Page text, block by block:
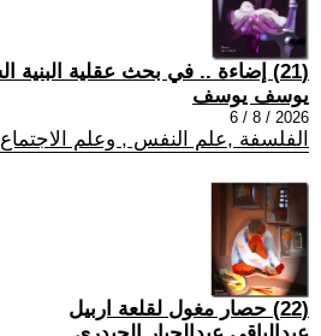
(21) إضاءة .. في بحث عقلية البنية الشخصية للفرد
يوسف يوسف
2026 / 8 / 6
الفلسفة ,علم النفس , وعلم الاجتماع
(22) حصار مغول لقلعة اربيل